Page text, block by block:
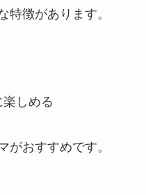
特徴があります。
しめる
がおすすめです。